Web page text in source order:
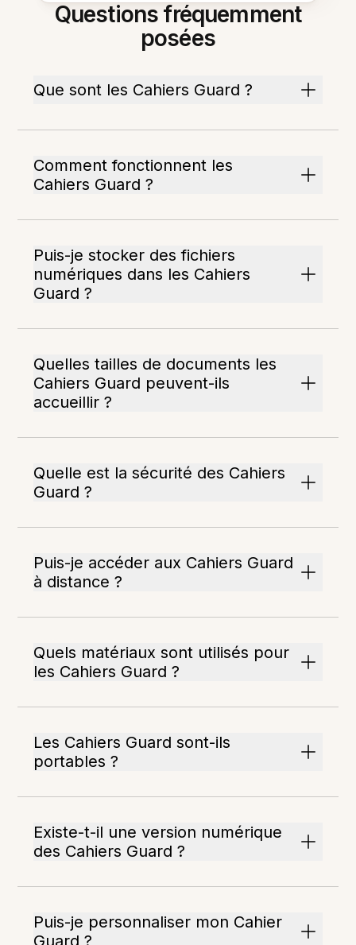
Questions fréquemment
posées
Que sont les Cahiers Guard ?
Comment fonctionnent les
Cahiers Guard ?
Puis-je stocker des fichiers
numériques dans les Cahiers
Guard ?
Quelles tailles de documents les
Cahiers Guard peuvent-ils
accueillir ?
Quelle est la sécurité des Cahiers
Guard ?
Puis-je accéder aux Cahiers Guard
à distance ?
Quels matériaux sont utilisés pour
les Cahiers Guard ?
Les Cahiers Guard sont-ils
portables ?
Existe-t-il une version numérique
des Cahiers Guard ?
Puis-je personnaliser mon Cahier
Guard ?